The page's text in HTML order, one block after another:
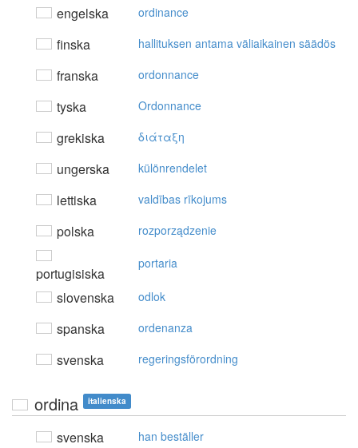
engelska ordinance
finska hallituksen antama väliaikainen säädös
franska ordonnance
tyska Ordonnance
grekiska διάταξη
ungerska különrendelet
lettiska valdības rīkojums
polska rozporządzenie
portugisiska
portaria
slovenska odlok
spanska ordenanza
svenska regeringsförordning
ordina italienska
svenska han beställer